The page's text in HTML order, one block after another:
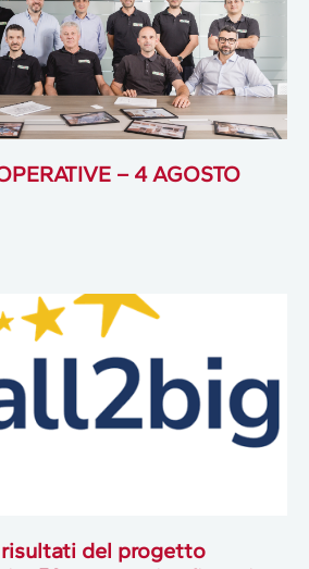
– 4 AGOSTO
del progetto